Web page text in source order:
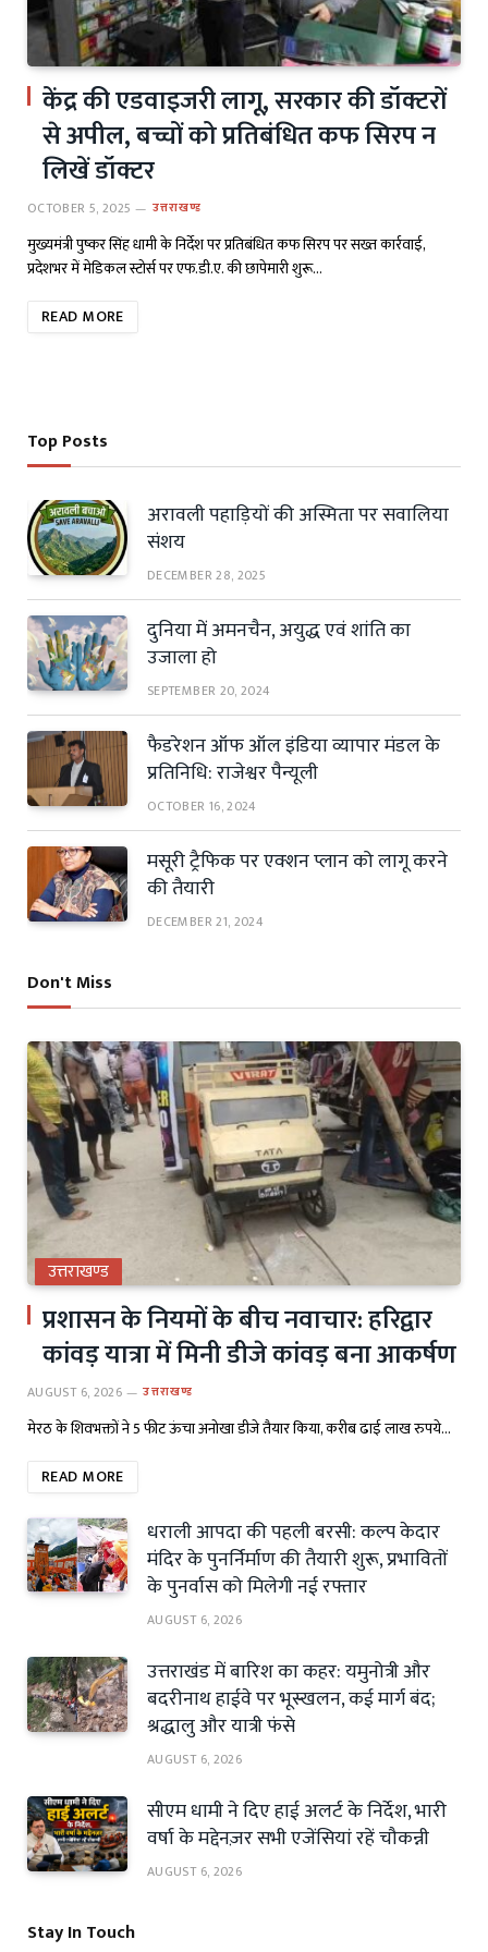
केंद्र की एडवाइजरी लागू, सरकार की डॉक्टरों
से अपील, बच्चों को प्रतिबंधित कफ सिरप न
लिखें डॉक्टर
OCTOBER 5, 2025 उत्तराखण्ड
मुख्यमंत्री पुष्कर सिंह धामी के निर्देश पर प्रतिबंधित कफ सिरप पर सख्त कार्रवाई,
प्रदेशभर में मेडिकल स्टोर्स पर एफ.डी.ए. की छापेमारी शुरू…
READ MORE
Top Posts
अरावली पहाड़ियों की अस्मिता पर सवालिया
संशय
DECEMBER 28, 2025
दुनिया में अमनचैन, अयुद्ध एवं शांति का
उजाला हो
SEPTEMBER 20, 2024
फैडरेशन ऑफ ऑल इंडिया व्यापार मंडल के
प्रतिनिधि: राजेश्वर पैन्यूली
OCTOBER 16, 2024
मसूरी ट्रैफिक पर एक्शन प्लान को लागू करने
की तैयारी
DECEMBER 21, 2024
Don't Miss
उत्तराखण्ड
प्रशासन के नियमों के बीच नवाचार: हरिद्वार
कांवड़ यात्रा में मिनी डीजे कांवड़ बना आकर्षण
AUGUST 6, 2026 उत्तराखण्ड
मेरठ के शिवभक्तों ने 5 फीट ऊंचा अनोखा डीजे तैयार किया, करीब ढाई लाख रुपये…
READ MORE
धराली आपदा की पहली बरसी: कल्प केदार
मंदिर के पुनर्निर्माण की तैयारी शुरू, प्रभावितों
के पुनर्वास को मिलेगी नई रफ्तार
AUGUST 6, 2026
उत्तराखंड में बारिश का कहर: यमुनोत्री और
बदरीनाथ हाईवे पर भूस्खलन, कई मार्ग बंद;
श्रद्धालु और यात्री फंसे
AUGUST 6, 2026
सीएम धामी ने दिए हाई अलर्ट के निर्देश, भारी
वर्षा के मद्देनज़र सभी एजेंसियां रहें चौकन्नी
AUGUST 6, 2026
Stay In Touch